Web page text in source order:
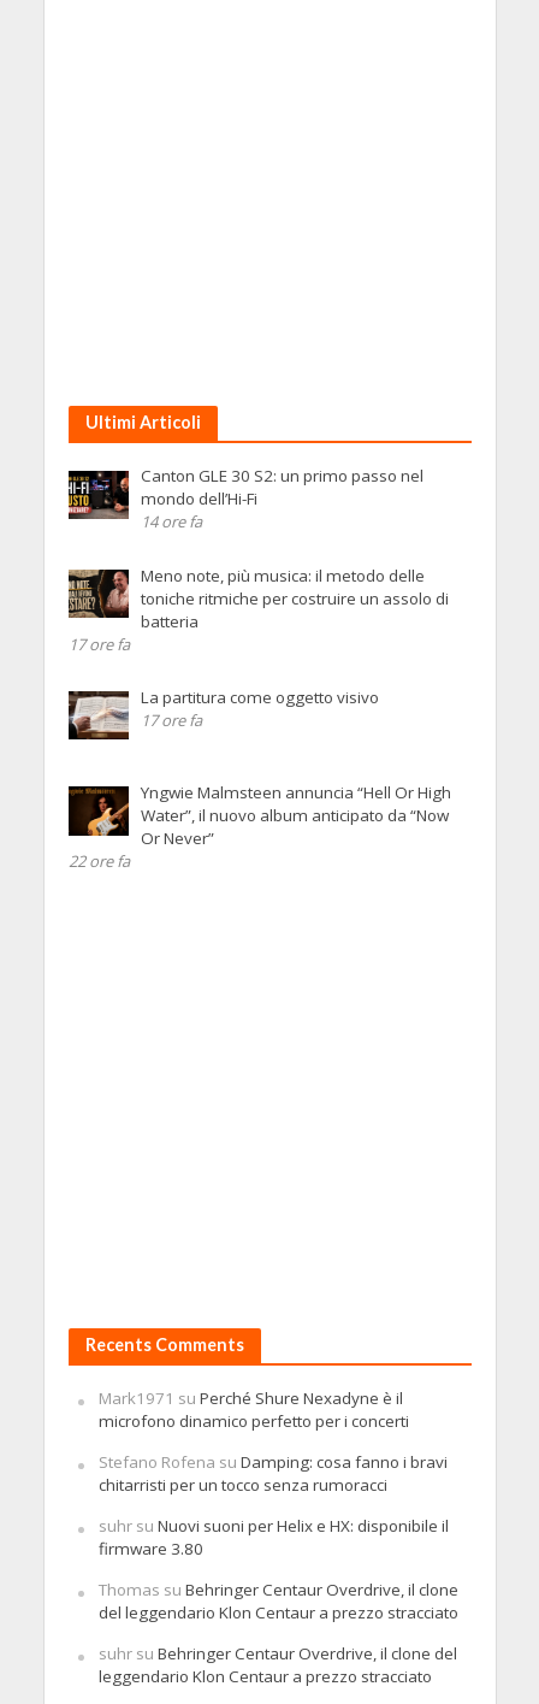
Ultimi Articoli
Canton GLE 30 S2: un primo passo nel
mondo dell’Hi-Fi
14 ore fa
Meno note, più musica: il metodo delle
toniche ritmiche per costruire un assolo di
batteria
17 ore fa
La partitura come oggetto visivo
17 ore fa
Yngwie Malmsteen annuncia “Hell Or High
Water”, il nuovo album anticipato da “Now
Or Never”
22 ore fa
Recents Comments
Mark1971 su Perché Shure Nexadyne è il
microfono dinamico perfetto per i concerti
Stefano Rofena su Damping: cosa fanno i bravi
chitarristi per un tocco senza rumoracci
suhrsu Nuovi suoni per Helix e HX: disponibile il
firmware 3.80
Thomas su Behringer Centaur Overdrive, il clone
del leggendario Klon Centaur a prezzo stracciato
suhrsu Behringer Centaur Overdrive, il clone del
leggendario Klon Centaur a prezzo stracciato